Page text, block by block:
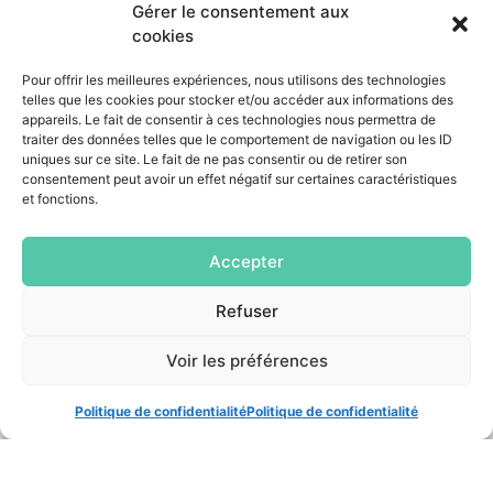
Gérer le consentement aux
cookies
Pour offrir les meilleures expériences, nous utilisons des technologies
telles que les cookies pour stocker et/ou accéder aux informations des
appareils. Le fait de consentir à ces technologies nous permettra de
traiter des données telles que le comportement de navigation ou les ID
uniques sur ce site. Le fait de ne pas consentir ou de retirer son
consentement peut avoir un effet négatif sur certaines caractéristiques
et fonctions.
Accepter
Refuser
Voir les préférences
Politique de confidentialitéPolitique de confidentialité
Nos animations
Nos
spectacles
Évènementiel
Tadaaam !!!